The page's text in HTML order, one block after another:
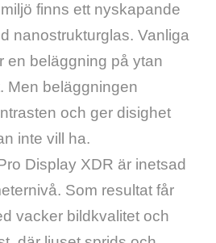
finns ett nyskapande
nanostrukturglas. Vanliga
en beläggning på ytan
Men beläggningen
och ger disighet
inte vill ha.
Display XDR är inetsad
Som resultat får
vacker bildkvalitet och